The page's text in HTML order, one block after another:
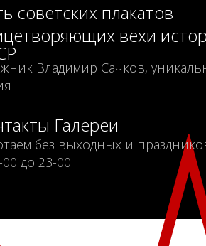
советских плакатов
вехи
Владимир Сачков,
Галереи
без выходных и
00 до 23-00